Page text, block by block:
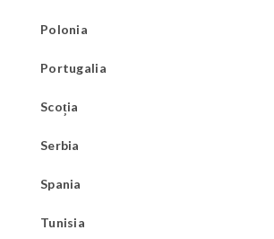
Polonia
Portugalia
Scoția
Serbia
Spania
Tunisia